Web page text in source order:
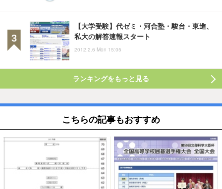
【大学受験】代ゼミ・河合塾・駿台・東進、
私大の解答速報スタート
2012.2.6 Mon 15:05
ランキングをもっと見る
こちらの記事もおすすめ